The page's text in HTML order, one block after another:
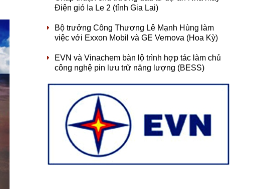
Điện gió Ia Le 2 (tỉnh Gia Lai)
Bộ trưởng Công Thương Lê Mạnh Hùng làm
việc với Exxon Mobil và GE Vernova (Hoa Kỳ)
EVN và Vinachem bàn lộ trình hợp tác làm chủ
công nghệ pin lưu trữ năng lượng (BESS)